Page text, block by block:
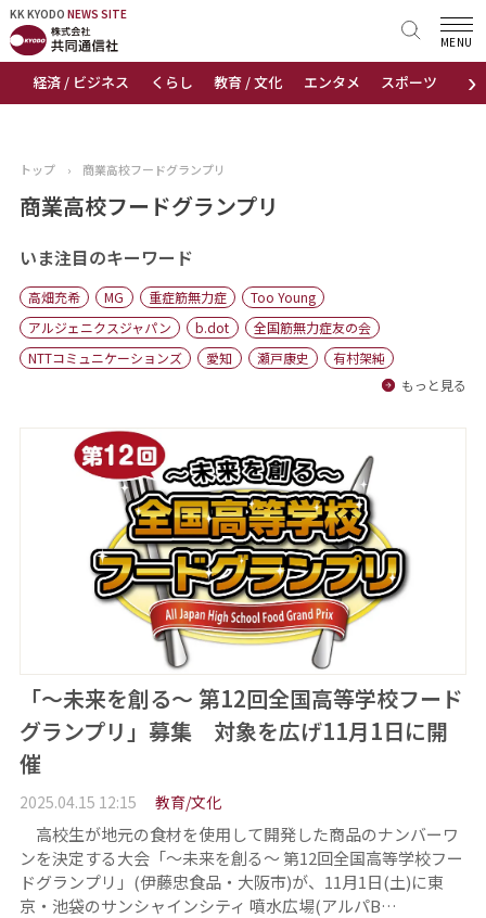
KK KYODO NEWS SITE
›
経済 / ビジネス くらし 教育 / 文化 エンタメ スポーツ 地域
MENU
KK KYODONEWS SITE
トップページ
ニュース
おすすめコンテンツ
出版物
会社概要
トップ › 商業高校フードグランプリ
商業高校フードグランプリ
いま注目のキーワード
高畑充希 MG 重症筋無力症
Too Young
アルジェニクスジャパン
b.dot
全国筋無力症友の会
NTTコミュニケーションズ
愛知 瀬戸康史
有村架純
もっと見る
「～未来を創る～ 第12回全国高等学校フード
グランプリ」募集 対象を広げ11月1日に開
催
2025.04.15 12:15 教育/文化
高校生が地元の食材を使用して開発した商品のナンバーワ
ンを決定する大会「～未来を創る～ 第12回全国高等学校フー
ドグランプリ」(伊藤忠食品・大阪市)が、11月1日(土)に東
京・池袋のサンシャインシティ 噴水広場(アルパB…